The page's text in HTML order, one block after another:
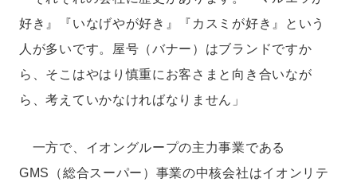
好き』『いなげやが好き』『カスミが好き』という
人が多いです。屋号（バナー）はブランドですか
ら、そこはやはり慎重にお客さまと向き合いなが
ら、考えていかなければなりません」
一方で、イオングループの主力事業である
GMS（総合スーパー）事業の中核会社はイオンリテ